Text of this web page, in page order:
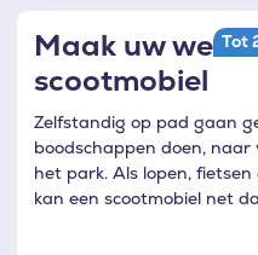
Maak uw
scootmobiel
Zelfstandig op pad gaan
boodschappen doen,
het park. Als lopen,
kan een scootmobiel net
Tot